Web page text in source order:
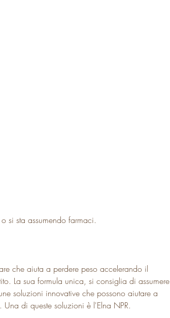
si sta assumendo farmaci.
che aiuta a perdere peso accelerando il
La sua formula unica, si consiglia di assumere
soluzioni innovative che possono aiutare a
di queste soluzioni è l'Elna NPR.